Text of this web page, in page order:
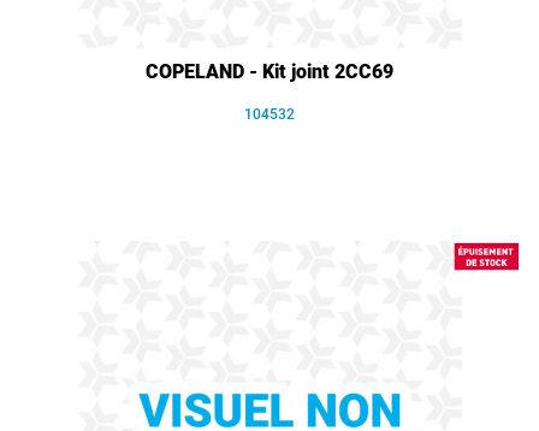
COPELAND - Kit joint 2CC69
104532